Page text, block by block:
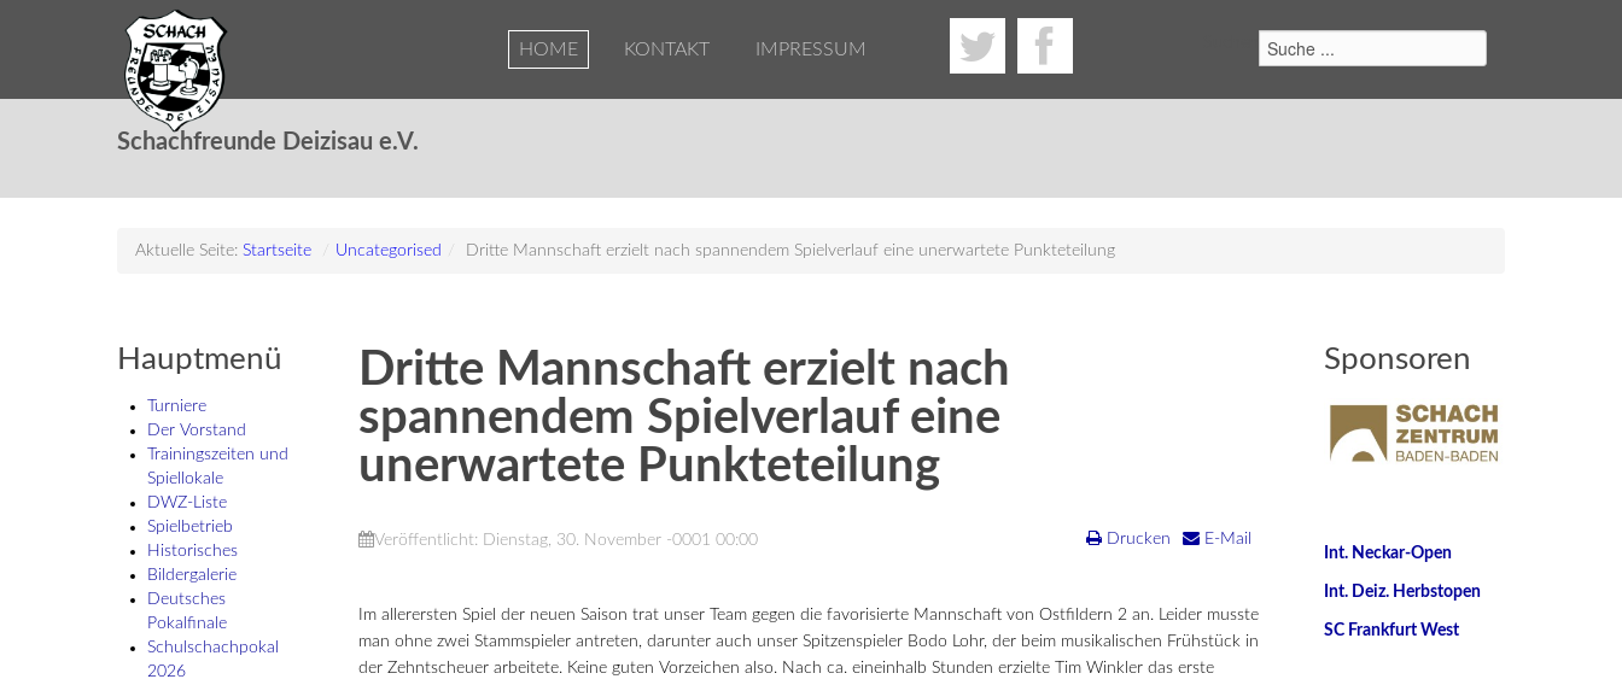
HOME KONTAKT IMPRESSUM
Schachfreunde Deizisau e.V.
Aktuelle Seite: Startseite / Uncategorised / Dritte Mannschaft erzielt nach spannendem Spielverlauf eine unerwartete Punkteteilung
Dritte Mannschaft erzielt nach
spannendem Spielverlauf eine
unerwartete Punkteteilung
Drucken E-Mail
Veröffentlicht: Dienstag, 30. November -0001 00:00
Im allerersten Spiel der neuen Saison trat unser Team gegen die favorisierte Mannschaft von Ostfildern 2 an. Leider musste
man ohne zwei Stammspieler antreten, darunter auch unser Spitzenspieler Bodo Lohr, der beim musikalischen Frühstück in
der Zehntscheuer arbeitete. Keine guten Vorzeichen also. Nach ca. eineinhalb Stunden erzielte Tim Winkler das erste
Hauptmenü
Turniere
Der Vorstand
Trainingszeiten und
Spiellokale
DWZ-Liste
Spielbetrieb
Historisches
Bildergalerie
Deutsches
Pokalfinale
Schulschach­pokal
2026
Sponsoren
Int. Neckar-Open
Int. Deiz. Herbstopen
SC Frankfurt West